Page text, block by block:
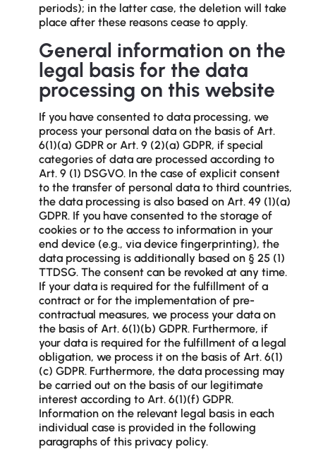
periods); in the latter case, the deletion will take
place after these reasons cease to apply.
General information on the
legal basis for the data
processing on this website
If you have consented to data processing, we
process your personal data on the basis of Art.
6(1)(a) GDPR or Art. 9 (2)(a) GDPR, if special
categories of data are processed according to
Art. 9 (1) DSGVO. In the case of explicit consent
to the transfer of personal data to third countries,
the data processing is also based on Art. 49 (1)(a)
GDPR. If you have consented to the storage of
cookies or to the access to information in your
end device (e.g., via device fingerprinting), the
data processing is additionally based on § 25 (1)
TTDSG. The consent can be revoked at any time.
If your data is required for the fulfillment of a
contract or for the implementation of pre-
contractual measures, we process your data on
the basis of Art. 6(1)(b) GDPR. Furthermore, if
your data is required for the fulfillment of a legal
obligation, we process it on the basis of Art. 6(1)
(c) GDPR. Furthermore, the data processing may
be carried out on the basis of our legitimate
interest according to Art. 6(1)(f) GDPR.
Information on the relevant legal basis in each
individual case is provided in the following
paragraphs of this privacy policy.